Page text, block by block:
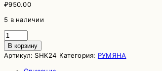
₽950.00
5 в наличии
Количество
товара
Румяна
кремовые
В корзину
Артикул: SHK24 Категория: РУМЯНА